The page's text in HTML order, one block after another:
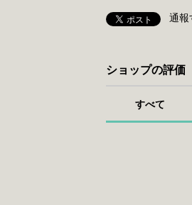
通報
ショップの評価
すべて